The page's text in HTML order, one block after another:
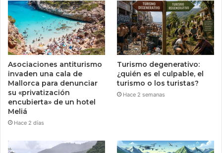
Asociaciones antiturismo
invaden una cala de
Mallorca para denunciar
su «privatización
encubierta» de un hotel
Meliá
Hace 2 días
Turismo degenerativo:
¿quién es el culpable, el
turismo o los turistas?
Hace 2 semanas